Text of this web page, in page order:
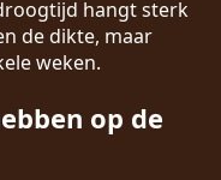
hangt sterk
de dikte, maar
weken.
op de